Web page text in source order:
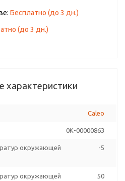
Бесплатно (до3 дн.)
(до3 дн.)
характеристики
Caleo
0К-00000863
окружающей
-5
окружающей
50